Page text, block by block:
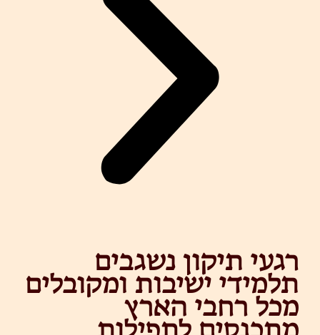
רגעי תיקון נשגבים
תלמידי ישיבות ומקובלים
מכל רחבי הארץ